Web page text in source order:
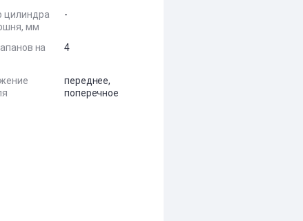
цилиндра
мм
-
на
4
переднее,
поперечное